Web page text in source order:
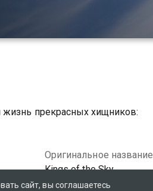
прекрасных хищников:
Оригинальное название
Kings of the Sky
сайт, вы соглашаетесь